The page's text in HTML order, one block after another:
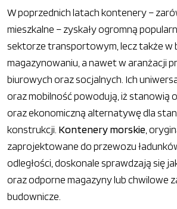
W poprzednich latach kontenery –
mieszkalne – zyskały ogromną
sektorze transportowym, lecz także w
magazynowaniu, a nawet w aranżacji
biurowych oraz socjalnych. Ich
oraz mobilność powodują, iż stanowią
oraz ekonomiczną alternatywę dla
konstrukcji. Kontenery morskie ,
zaprojektowane do przewozu
odległości, doskonale sprawdzają się
oraz odporne magazyny lub chwilowe
budownicze.